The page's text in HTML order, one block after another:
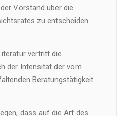
Vorstand über die
zu entscheiden
vertritt die
der Intensität der vom
Beratungstätigkeit
dass auf die Art des